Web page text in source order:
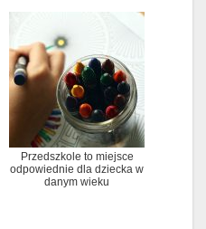
Przedszkole to miejsce
odpowiednie dla dziecka w
danym wieku